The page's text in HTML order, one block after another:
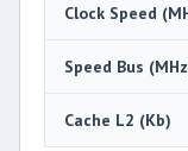
Clock Speed
Speed ​​Bus
Cache L2 (Kb)